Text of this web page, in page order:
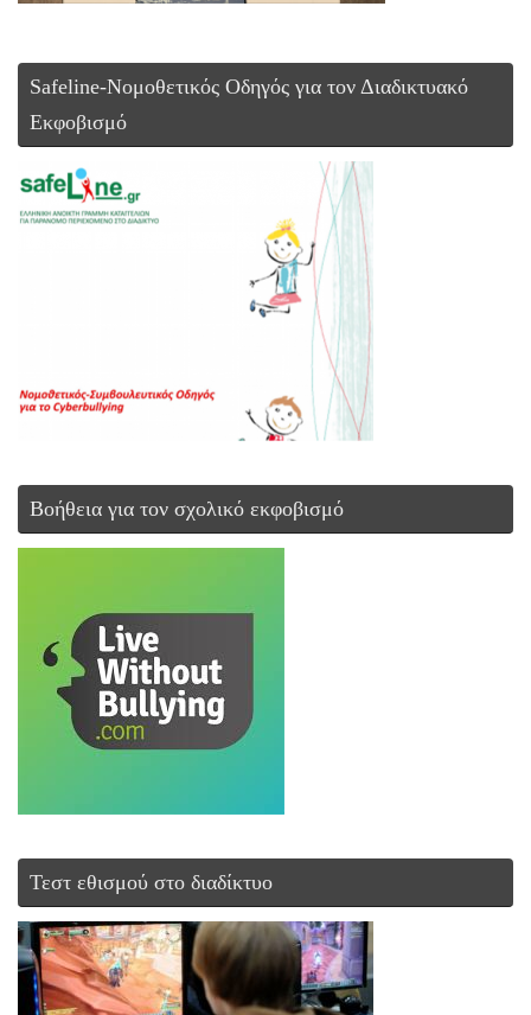
Safeline-Νομοθετικός Οδηγός για τον Διαδικτυακό
Εκφοβισμό
Βοήθεια για τον σχολικό εκφοβισμό
Τεστ εθισμού στο διαδίκτυο